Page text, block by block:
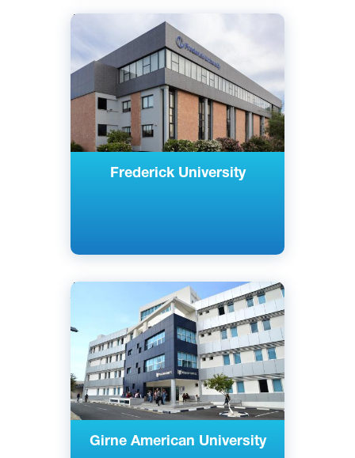
Frederick University
Английский
Никосия, Лимассол, Кипр
Частный
Girne American University
Английский
Кирения, Северный Кипр
Частный